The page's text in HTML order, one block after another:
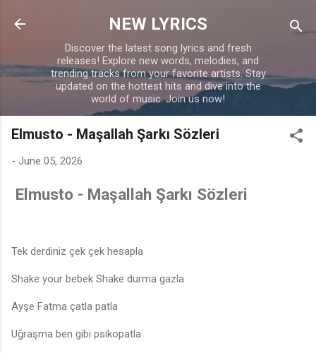
Skip to main content
NEW LYRICS
Discover the latest song lyrics and fresh
releases! Explore new words, melodies, and
trending tracks from your favorite artists. Stay
updated on the hottest hits and dive into the
world of music. Join us now!
Elmusto - Maşallah Şarkı Sözleri
- June 05, 2026
Elmusto - Maşallah Şarkı Sözleri
Tek derdiniz çek çek hesapla
Shake your bebek Shake durma gazla
Ayşe Fatma çatla patla
Uğraşma ben gibi psikopatla